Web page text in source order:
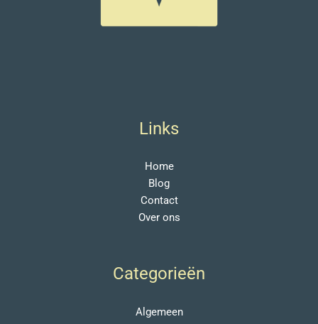
Links
Home
Blog
Contact
Over ons
Categorieën
Algemeen